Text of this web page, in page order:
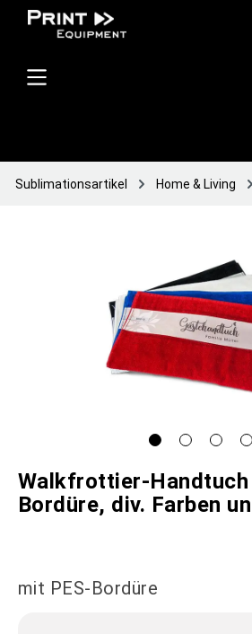
Sublimationsartikel Home & Living
Walkfrottier-Handtuch
Bordüre, div. Farben
mit PES-Bordüre